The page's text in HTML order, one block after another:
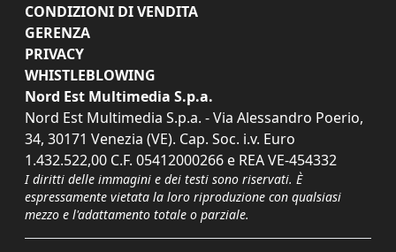
CONDIZIONI DI VENDITA
GERENZA
PRIVACY
WHISTLEBLOWING
Nord Est Multimedia S.p.a.
Nord Est Multimedia S.p.a. - Via Alessandro Poerio,
34, 30171 Venezia (VE). Cap. Soc. i.v. Euro
1.432.522,00 C.F. 05412000266 e REA VE-454332
I diritti delle immagini e dei testi sono riservati. È
espressamente vietata la loro riproduzione con qualsiasi
mezzo e l'adattamento totale o parziale.